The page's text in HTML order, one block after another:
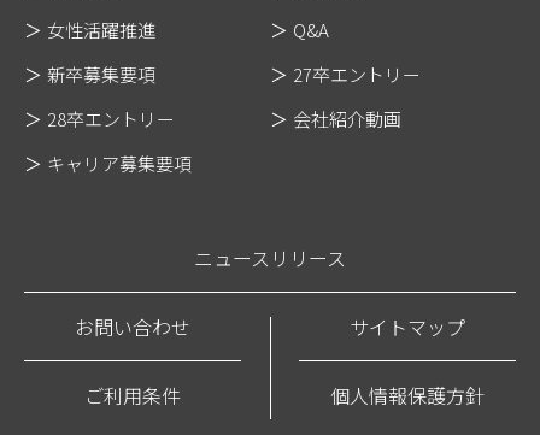
女性活躍推進
Q&A
新卒募集要項
27卒エントリー
28卒エントリー
会社紹介動画
キャリア募集要項
ニュースリリース
お問い合わせ サイトマップ
ご利用条件 個人情報保護方針